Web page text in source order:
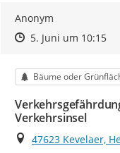
Anonym
Zeitpunkt des
Zeitpunkt des
5. Juni um 10:15
Kategorie
Bäume oder
Verkehrsinsel
Ort
47623 Kevelaer,